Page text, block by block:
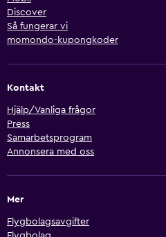
Discover
Så fungerar vi
momondo-kupongkoder
Kontakt
Hjälp/Vanliga frågor
Press
Samarbetsprogram
Annonsera med oss
Mer
Flygbolagsavgifter